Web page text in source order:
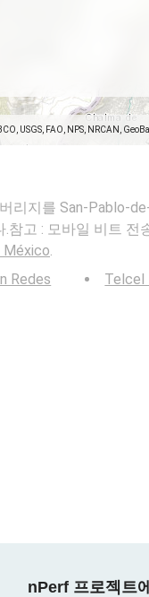
USGS, FAO, NPS, NRCAN,
리지를 San-Pablo-
참고 : 모바일 비트 전
México.
Redes Telcel
nPerf 프로젝트